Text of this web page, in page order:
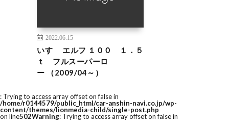
2022.06.15
いすゞ エルフ １００ １．５
ｔ フルスーパーロ
ー （2009/04～）
: Trying to access array offset on false in
/home/r0144579/public_html/car-anshin-navi.co.jp/wp-
content/themes/lionmedia-child/single-post.php
on line502Warning: Trying to access array offset on false in